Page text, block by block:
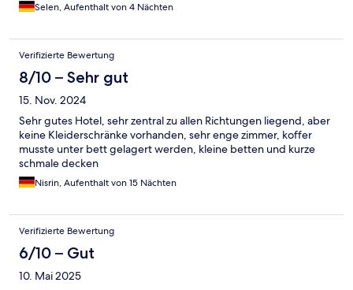
Selen, Aufenthalt von 4 Nächten
Verifizierte Bewertung
8/10 – Sehr gut
15. Nov. 2024
Sehr gutes Hotel, sehr zentral zu allen Richtungen liegend, aber
keine Kleiderschränke vorhanden, sehr enge zimmer, koffer
musste unter bett gelagert werden, kleine betten und kurze
schmale decken
Nisrin, Aufenthalt von 15 Nächten
Verifizierte Bewertung
6/10 – Gut
10. Mai 2025